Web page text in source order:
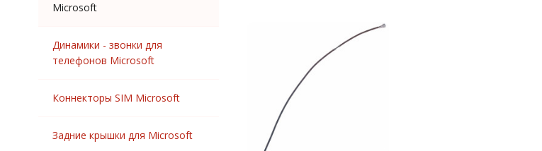
Microsoft
Динамики - звонки для
телефонов Microsoft
Коннекторы SIM Microsoft
Задние крышки для Microsoft